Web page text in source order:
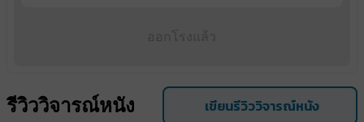
รีวิววิจารณ์หนัง เขียนรีวิววิจารณ์หนัง